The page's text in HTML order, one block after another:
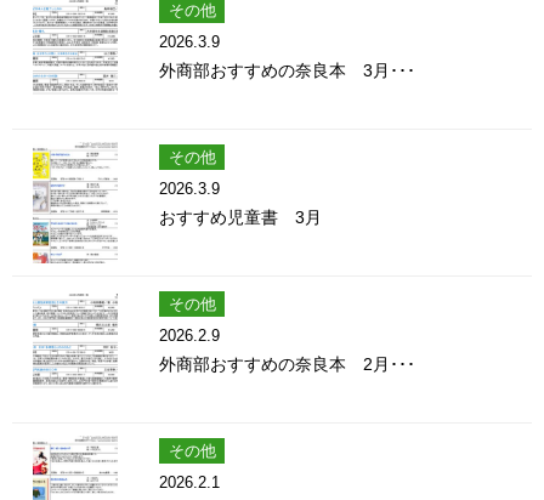
その他
2026.3.9
外商部おすすめの奈良本 3月･･･
その他
2026.3.9
おすすめ児童書 3月
その他
2026.2.9
外商部おすすめの奈良本 2月･･･
その他
2026.2.1